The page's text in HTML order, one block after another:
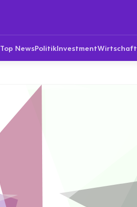
Top NewsPolitikInvestmentWirtschaft